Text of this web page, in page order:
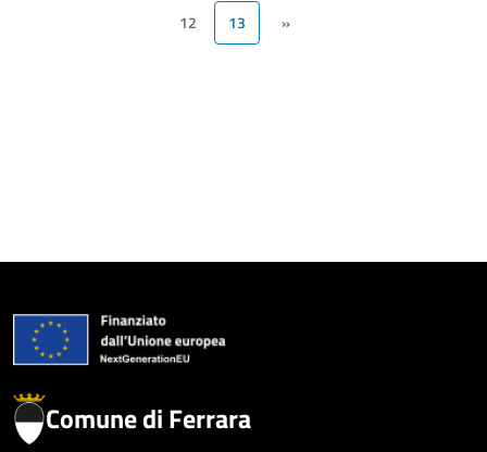
12
13 »
Comune di Ferrara